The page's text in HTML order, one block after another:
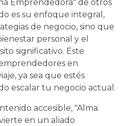
Emprendedora" de otros
es su enfoque integral,
de negocio, sino que
personal y el
significativo. Este
en
ya sea que estés
escalar tu negocio actual.
accesible, "Alma
en un aliado